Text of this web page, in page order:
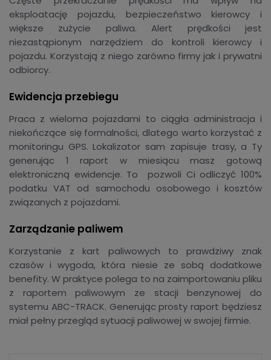
eksploatację pojazdu, bezpieczeństwo kierowcy i
większe zużycie paliwa. Alert prędkości jest
niezastąpionym narzędziem do kontroli kierowcy i
pojazdu. Korzystają z niego zarówno firmy jak i prywatni
odbiorcy.
Ewidencja przebiegu
Praca z wieloma pojazdami to ciągła administracja i
niekończące się formalności, dlatego warto korzystać z
monitoringu GPS. Lokalizator sam zapisuje trasy, a Ty
generując 1 raport w miesiącu masz gotową
elektroniczną ewidencje. To pozwoli Ci odliczyć 100%
podatku VAT od samochodu osobowego i kosztów
związanych z pojazdami.
Zarządzanie paliwem
Korzystanie z kart paliwowych to prawdziwy znak
czasów i wygoda, która niesie ze sobą dodatkowe
benefity. W praktyce polega to na zaimportowaniu pliku
z raportem paliwowym ze stacji benzynowej do
systemu ABC-TRACK. Generując prosty raport będziesz
miał pełny przegląd sytuacji paliwowej w swojej firmie.